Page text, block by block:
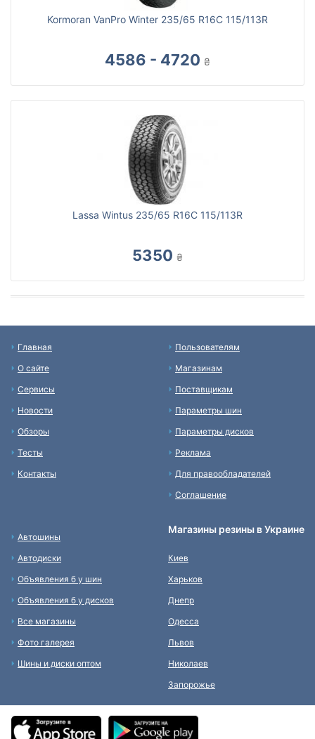
Kormoran VanPro Winter 235/65 R16C 115/113R
4586 - 4720 ₴
Lassa Wintus 235/65 R16C 115/113R
5350 ₴
Главная
О сайте
Сервисы
Новости
Обзоры
Тесты
Контакты
Пользователям
Магазинам
Поставщикам
Параметры шин
Параметры дисков
Реклама
Для правообладателей
Соглашение
Автошины
Автодиски
Объявления б у шин
Объявления б у дисков
Все магазины
Фото галерея
Шины и диски оптом
Магазины резины в Украине
Киев
Харьков
Днепр
Одесса
Львов
Николаев
Запорожье